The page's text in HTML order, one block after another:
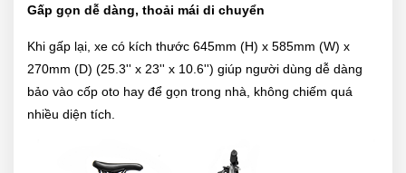
Gấp gọn dễ dàng, thoải mái di chuyển
Khi gấp lại, xe có kích thước 645mm (H) x 585mm (W) x
270mm (D) (25.3'' x 23'' x 10.6'') giúp người dùng dễ dàng
bảo vào cốp oto hay để gọn trong nhà, không chiếm quá
nhiều diện tích.